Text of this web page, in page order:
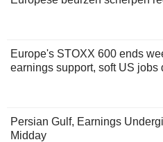
Europe's STOXX 600 ends
earnings support, soft US jobs
Persian Gulf, Earnings
Midday